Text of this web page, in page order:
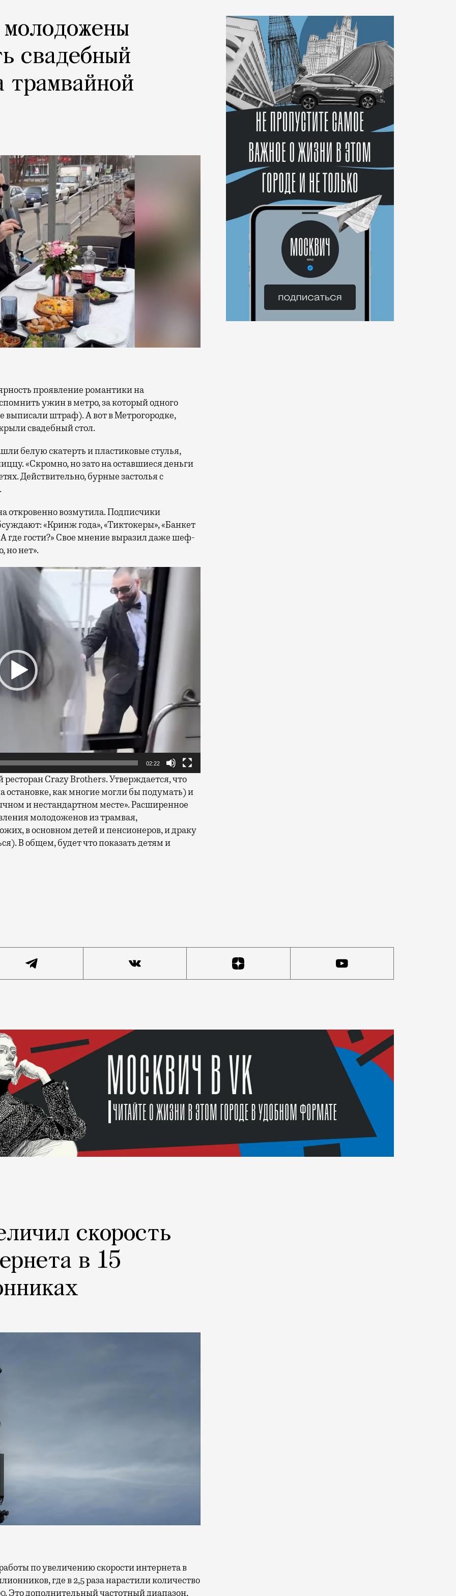
свадебный
трамвайной
ужин в метро, за который одного
выписали штраф). А вот в Метрогородке,
свадебный стол.
белую скатерть и пластиковые стулья,
«Скромно, но зато на оставшиеся деньги
Действительно, бурные застолья с
откровенно возмутила. Подписчики
«Кринж года», «Тиктокеры», «Банкет
где гости?» Свое мнение выразил даже шеф-
но нет».
02:22
Crazy Brothers. Утверждается, что
остановке, как многие могли бы подумать) и
и нестандартном месте». Расширенное
молодоженов из трамвая,
в основном детей и пенсионеров, и драку
В общем, будет что показать детям и
проявление романтики на транспортных объектах. Можно вспомнить ужин в метро, за который
скорость
в 15
где в 2,5 раза нарастили количество
Это дополнительный частотный диапазон,